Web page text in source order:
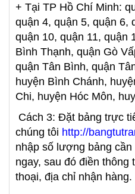
+ Tại TP Hồ Chí Minh:
quận 4, quận 5, quận 6,
quận 10, quận 11, quận
Bình Thạnh, quận Gò
quận Tân Bình, quận
huyện Bình Chánh,
Chi, huyện Hóc Môn,
Cách 3: Đặt bảng trực
chúng tôi http://
nhập số lượng bảng
ngay, sau đó điền thông
thoại, địa chỉ nhận hàng.